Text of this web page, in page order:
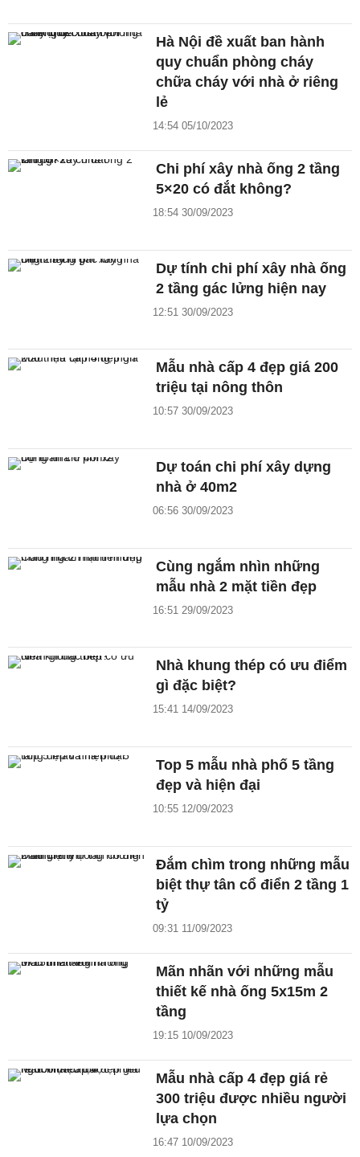
Hà Nội đề xuất ban hành
quy chuẩn phòng cháy
chữa cháy với nhà ở riêng
lẻ
14:54 05/10/2023
Chi phí xây nhà ống 2 tầng
5×20 có đắt không?
18:54 30/09/2023
Dự tính chi phí xây nhà ống
2 tầng gác lửng hiện nay
12:51 30/09/2023
Mẫu nhà cấp 4 đẹp giá 200
triệu tại nông thôn
10:57 30/09/2023
Dự toán chi phí xây dựng
nhà ở 40m2
06:56 30/09/2023
Cùng ngắm nhìn những
mẫu nhà 2 mặt tiền đẹp
16:51 29/09/2023
Nhà khung thép có ưu điểm
gì đặc biệt?
15:41 14/09/2023
Top 5 mẫu nhà phố 5 tầng
đẹp và hiện đại
10:55 12/09/2023
Đắm chìm trong những mẫu
biệt thự tân cổ điển 2 tầng 1
tỷ
09:31 11/09/2023
Mãn nhãn với những mẫu
thiết kế nhà ống 5x15m 2
tầng
19:15 10/09/2023
Mẫu nhà cấp 4 đẹp giá rẻ
300 triệu được nhiều người
lựa chọn
16:47 10/09/2023